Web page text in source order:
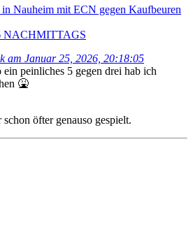
Nauheim mit ECN gegen Kaufbeuren
NACHMITTAGS
am Januar 25, 2026, 20:18:05
ein peinliches 5 gegen drei hab ich
🤮
öfter genauso gespielt.